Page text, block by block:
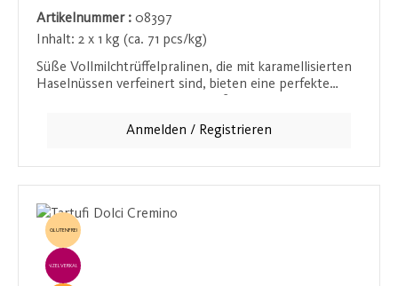
Artikelnummer : 08397
Inhalt: 2 x 1 kg (ca. 71 pcs/kg)
Süße Vollmilchtrüffelpralinen, die mit karamellisierten
Haselnüssen verfeinert sind, bieten eine perfekte
sind ein Hochgenuss für alle, die besondere
Verschenken oder für den eigenen Genussmoment.
Anmelden / Registrieren
GLUTENFREI
EINZELVERKAUF